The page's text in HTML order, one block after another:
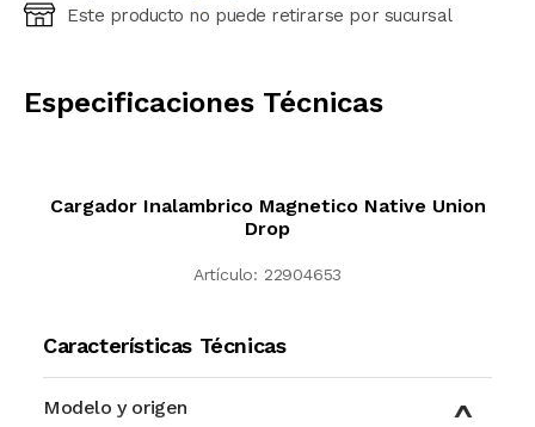
Ingresá código postal (sólo números)
Este producto no puede retirarse por sucursal
Especificaciones Técnicas
Cargador Inalambrico Magnetico Native Union
Drop
Artículo: 22904653
Características Técnicas
Modelo y origen